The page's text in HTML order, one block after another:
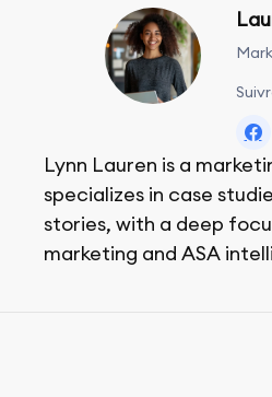
Lynn Lauren is a
specializes in case
stories, with a deep
marketing and ASA